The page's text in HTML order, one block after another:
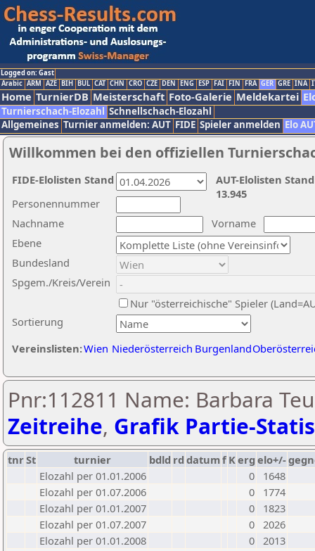
Logged on: Gast
Arabic ARM AZE BIH BUL CAT CHN CRO CZE DEN ENG ESP FAI FIN FRA GER GRE INA
Home TurnierDB Meisterschaft Foto-Galerie Meldekartei
Turnierschach-Elozahl Schnellschach-Elozahl
Allgemeines Turnier anmelden: AUT FIDE Spieler anmelden Elo
Willkommen bei den offiziellen
Nachname
Vorname
Ebene
Sortierung
Personennummer
Bundesland
Spgem./Kreis/Verein
Nur "österreichische" Spieler
Vereinslisten:Wien Niederösterreich Burgenland
AUT-Elolisten
13.945
FIDE-Elolisten Stand
Pnr:112811 Name: Barbara
Zeitreihe, Grafik Partie-
tnrSt turnier bdld rd datumf Kerg elo+/-
Elozahl per 01.01.2006
0
1648
Elozahl per 01.07.2006
0
1774
Elozahl per 01.01.2007
0
1823
Elozahl per 01.07.2007
0 2026
Elozahl per 01.01.2008
0 2013